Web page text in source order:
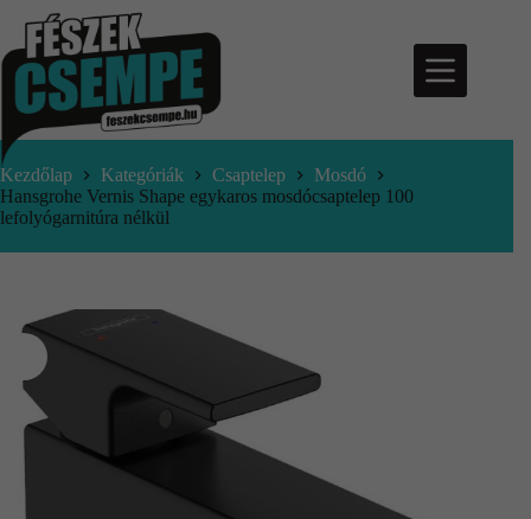
Termékek
Kezdőlap Kategóriák Csaptelep
Mosdó
Hansgrohe Vernis Shape egykaros mosdócsaptelep 100
lefolyógarnitúra nélkül